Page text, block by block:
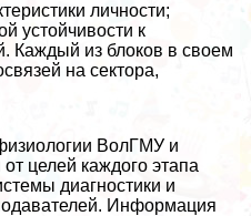
личности;
устойчивости к
Каждый из блоков в своем
на сектора,
ВолГМУ и
целей каждого этапа
диагностики и
Информация